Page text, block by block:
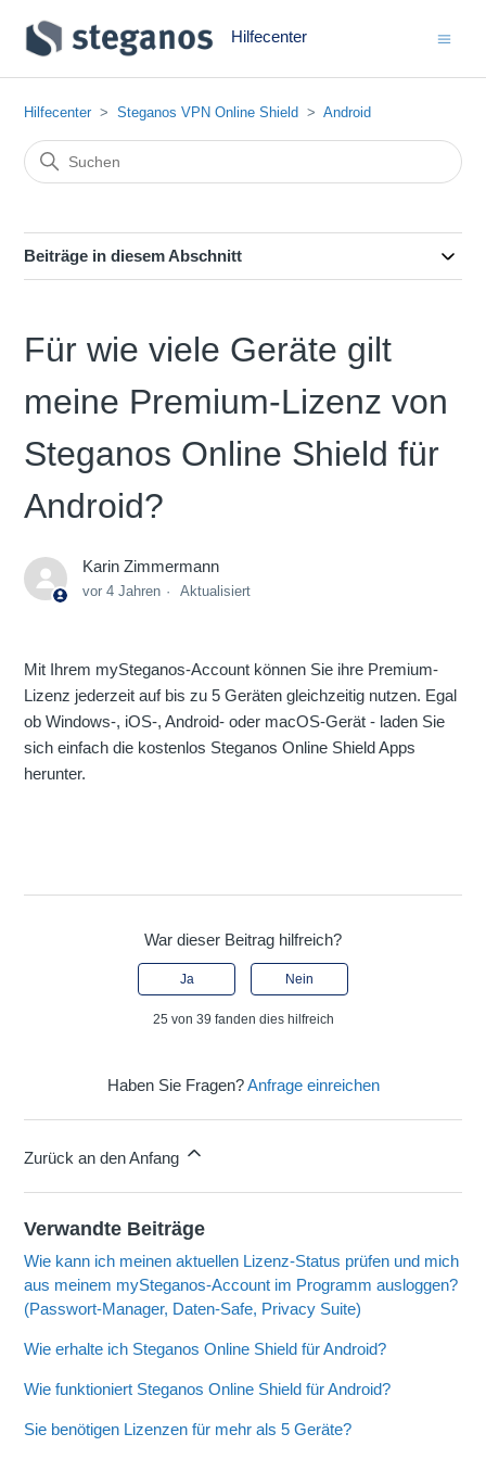
Hilfecenter
Hilfecenter Steganos VPN Online Shield Android
Beiträge in diesem Abschnitt
Für wie viele Geräte gilt
meine Premium-Lizenz von
Steganos Online Shield für
Android?
Karin Zimmermann
vor 4 Jahren Aktualisiert
Mit Ihrem mySteganos-Account können Sie ihre Premium-
Lizenz jederzeit auf bis zu 5 Geräten gleichzeitig nutzen. Egal
ob Windows-, iOS-, Android- oder macOS-Gerät - laden Sie
sich einfach die kostenlos Steganos Online Shield Apps
herunter.
War dieser Beitrag hilfreich?
Ja Nein
25 von 39 fanden dies hilfreich
Haben Sie Fragen?Anfrage einreichen
Zurück an den Anfang
Verwandte Beiträge
Wie kann ich meinen aktuellen Lizenz-Status prüfen und mich
aus meinem mySteganos-Account im Programm ausloggen?
(Passwort-Manager, Daten-Safe, Privacy Suite)
Wie erhalte ich Steganos Online Shield für Android?
Wie funktioniert Steganos Online Shield für Android?
Sie benötigen Lizenzen für mehr als 5 Geräte?